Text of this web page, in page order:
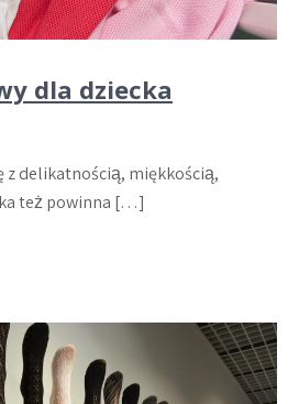
dla dziecka
z delikatnością, miękkością,
też powinna […]